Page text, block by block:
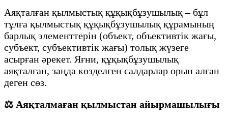
Аяқталған қылмыстық құқықбұзушылық – бұл
тұлға қылмыстық құқықбұзушылық құрамының
барлық элементтерін (объект, объективтік жағы,
субъект, субъективтік жағы) толық жүзеге
асырған әрекет. Яғни, құқықбұзушылық
аяқталған, заңда көзделген салдарлар орын алған
деген сөз.
⚖️ Аяқталмаған қылмыстан айырмашылығы